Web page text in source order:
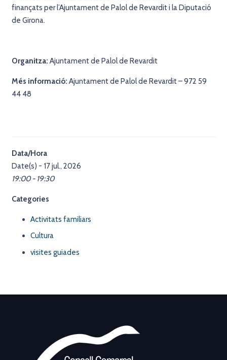
finançats per l’Ajuntament de Palol de Revardit i la Diputació
de Girona.
Organitza: Ajuntament de Palol de Revardit
Més informació: Ajuntament de Palol de Revardit – 972 59
44 48
Data/Hora
Date(s) - 17 jul., 2026
19:00 - 19:30
Categories
Activitats familiars
Cultura
visites guiades